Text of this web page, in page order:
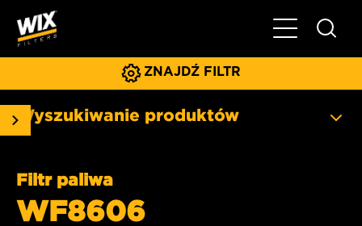
Pokaż/ukryj
ZNAJDŹ FILTR
Wyszukiwanie produktów
Filtr paliwa
WF8606